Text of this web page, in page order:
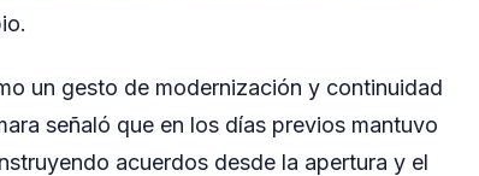
un gesto de modernización y continuidad
señaló que en los días previos mantuvo
acuerdos desde la apertura y el